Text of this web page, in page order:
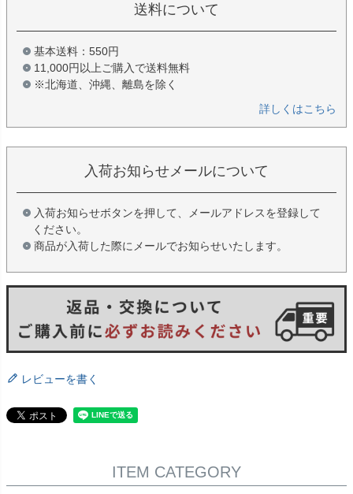
送料について
基本送料：550円
11,000円以上ご購入で送料無料
※北海道、沖縄、離島を除く
詳しくはこちら
入荷お知らせメールについて
入荷お知らせボタンを押して、メールアドレスを登録して
ください。
商品が入荷した際にメールでお知らせいたします。
レビューを書く
ITEM CATEGORY